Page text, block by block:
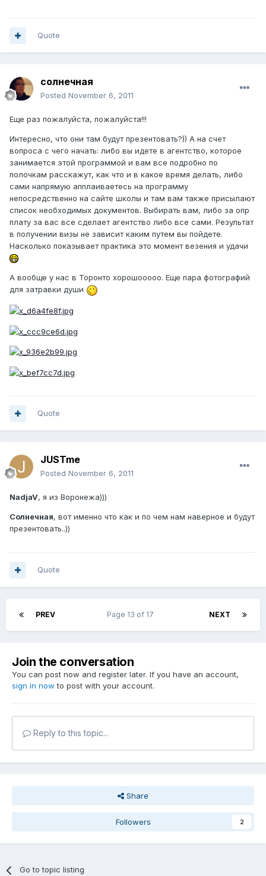
Quote
солнечная
Posted November 6, 2011
Еще раз пожалуйста, пожалуйста!!!
Интересно, что они там будут презентовать?)) А на счет
вопроса с чего начать: либо вы идете в агентство, которое
занимается этой программой и вам все подробно по
полочкам расскажут, как что и в какое время делать, либо
сами напрямую апплаиваетесь на программу
непосредственно на сайте школы и там вам также присылают
список необходимых документов. Выбирать вам, либо за опр
плату за вас все сделает агентство либо все сами. Результат
в получении визы не зависит каким путем вы пойдете.
Насколько показывает практика это момент везения и удачи
А вообще у нас в Торонто хорошооооо. Еще пара фотографий
для затравки души
Quote
JUSTme
Posted November 6, 2011
NadjaV, я из Воронежа)))
Солнечная, вот именно что как и по чем нам наверное и будут
презентовать..))
Quote
PREV NEXT
Page 13 of 17
Join the conversation
You can post now and register later. If you have an account,
sign in now to post with your account.
Reply to this topic...
Share
Followers 2
Go to topic listing